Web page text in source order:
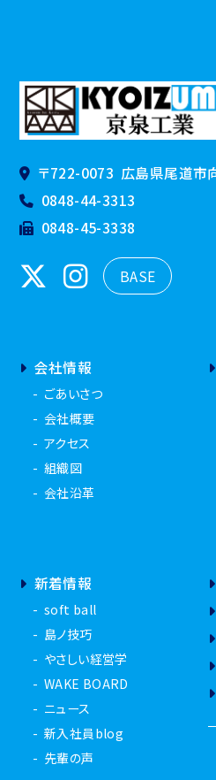
〒722-0073 広島県尾道市
0848-44-3313
0848-45-3338
BASE
会社情報
ごあいさつ
会社概要
アクセス
組織図
会社沿革
新着情報
soft ball
島ノ技巧
やさしい経営学
WAKE BOARD
ニュース
新入社員blog
先輩の声